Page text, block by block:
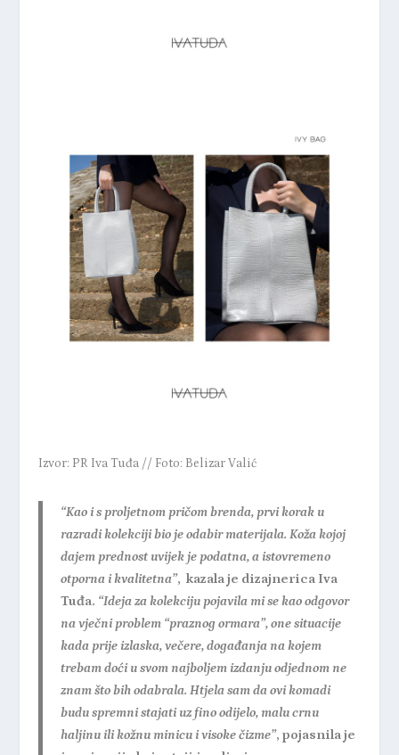
Izvor: PR Iva Tuđa // Foto: Belizar Valić
“Kao i s proljetnom pričom brenda, prvi korak u
razradi kolekciji bio je odabir materijala. Koža kojoj
dajem prednost uvijek je podatna, a istovremeno
otporna i kvalitetna”, kazala je dizajnerica Iva
Tuđa. “Ideja za kolekciju pojavila mi se kao odgovor
na vječni problem “praznog ormara”, one situacije
kada prije izlaska, večere, događanja na kojem
trebam doći u svom najboljem izdanju odjednom ne
znam što bih odabrala. Htjela sam da ovi komadi
budu spremni stajati uz fino odijelo, malu crnu
haljinu ili kožnu minicu i visoke čizme”, pojasnila je